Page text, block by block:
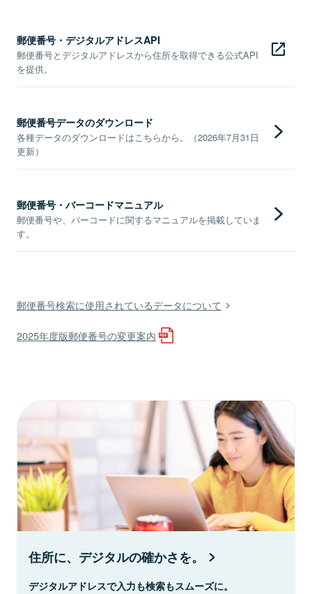
郵便番号・デジタルアドレスAPI
郵便番号とデジタルアドレスから住所を取得できる公式API
を提供。
郵便番号データのダウンロード
各種データのダウンロードはこちらから。（2026年7月31日
更新）
郵便番号・バーコードマニュアル
郵便番号や、バーコードに関するマニュアルを掲載していま
す。
郵便番号検索に使用されているデータについて
2025年度版郵便番号の変更案内
住所に、デジタルの確かさを。
デジタルアドレスで入力も検索もスムーズに。